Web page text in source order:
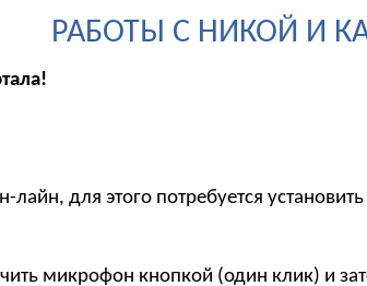
РАБОТЫ С НИКОЙ И
лайн, для этого потребуется
микрофон кнопкой (один клик) и